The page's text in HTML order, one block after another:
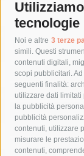
tecnologie
Noi e altre 3 terze
simili. Questi
contenuti digitali,
scopi pubblicitari.
seguenti finalità:
utilizzare dati
la pubblicità
pubblicità
contenuti, utilizzare
misurare le
contenuti,
Tag
acqua allerta
area marina
Asl Napoli 3 sud
castellammare di
comune di